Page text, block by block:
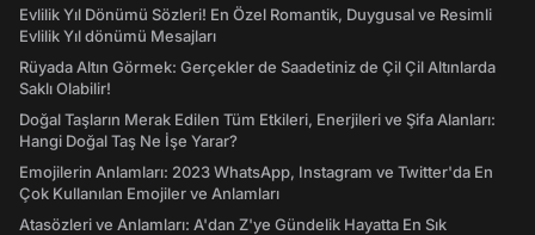
Evlilik Yıl Dönümü Sözleri! En Özel Romantik, Duygusal ve Resimli
Evlilik Yıl dönümü Mesajları
Rüyada Altın Görmek: Gerçekler de Saadetiniz de Çil Çil Altınlarda
Saklı Olabilir!
Doğal Taşların Merak Edilen Tüm Etkileri, Enerjileri ve Şifa Alanları:
Hangi Doğal Taş Ne İşe Yarar?
Emojilerin Anlamları: 2023 WhatsApp, Instagram ve Twitter'da En
Çok Kullanılan Emojiler ve Anlamları
Atasözleri ve Anlamları: A'dan Z'ye Gündelik Hayatta En Sık